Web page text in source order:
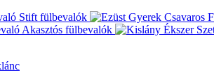
Stift fülbevalók
Akasztós fülbevalók